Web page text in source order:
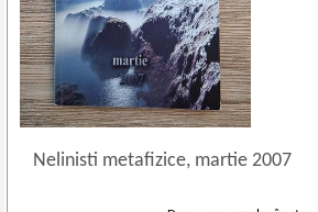
Nelinisti metafizice, martie 2007